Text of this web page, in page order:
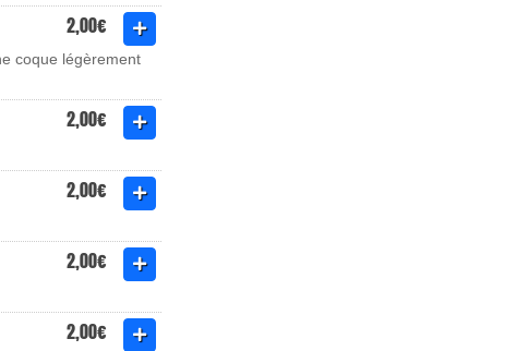
2,00€
coque légèrement
2,00€
2,00€
2,00€
2,00€